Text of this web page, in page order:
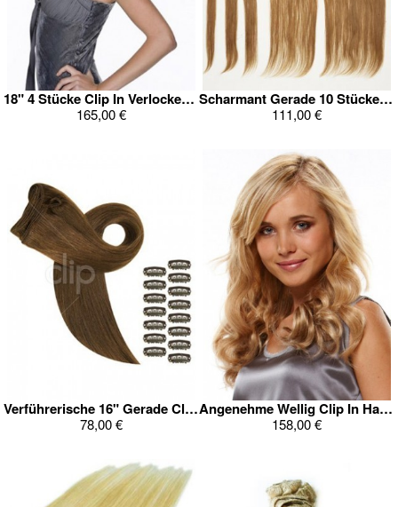
18" 4 Stücke Clip In Verlockende Echthaar Verlängerung
165,00 €
Scharmant Gerade 10 Stücke Clip In Echthaar Ganz Kopf Verlängerung
111,00 €
Verführerische 16" Gerade Clip In Remy Haarverlängerung
78,00 €
Angenehme Wellig Clip In Haarverlängerung
158,00 €